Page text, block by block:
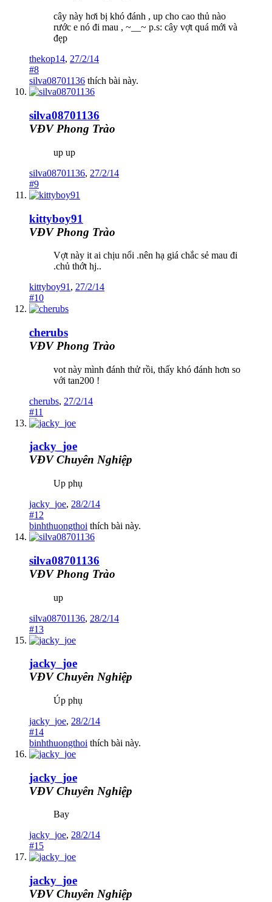
cây này hơi bị khó đánh , up cho cao thủ nào
rước e nó đi mau , ~__~ p.s: cây vợt quá mới và
đẹp
thekop14, 27/2/14
#8
silva08701136 thích bài này.
silva08701136
VĐV Phong Trào
up up
silva08701136, 27/2/14
#9
kittyboy91
VĐV Phong Trào
Vợt này it ai chịu nổi .nên hạ giá chắc sẻ mau đi
.chủ thớt hj..
kittyboy91 , 27/2/14
#10
cherubs
VĐV Phong Trào
vot này mình đánh thử rồi, thấy khó đánh hơn so
với tan200 !
cherubs, 27/2/14
#11
jacky_joe
VĐV Chuyên Nghiệp
Up phụ
jacky_joe, 28/2/14
#12
binhthuongthoi thích bài này.
silva08701136
VĐV Phong Trào
up
silva08701136, 28/2/14
#13
jacky_joe
VĐV Chuyên Nghiệp
Úp phụ
jacky_joe, 28/2/14
#14
binhthuongthoi thích bài này.
jacky_joe
VĐV Chuyên Nghiệp
Bay
jacky_joe, 28/2/14
#15
jacky_joe
VĐV Chuyên Nghiệp